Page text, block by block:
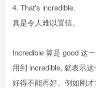
4. That‘s incredible.
真是令人难以置信。
Incredible 算是 good 这
用到 incredible, 就表示
好得不能再好。例如刚才